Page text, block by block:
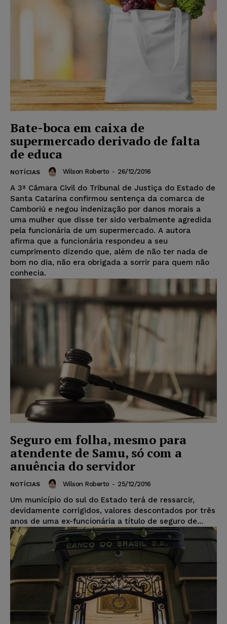
Bate-boca em caixa de
supermercado derivado de falta
de educa
NOTÍCIAS Wilson Roberto - 26/12/2016
A 3ª Câmara Civil do Tribunal de Justiça do Estado de
Santa Catarina confirmou sentença da comarca de
Camboriú e negou indenização por danos morais a
uma mulher que disse ter sido verbalmente agredida
pela funcionária de um supermercado. A autora
afirma que a funcionária respondeu a seu
cumprimento dizendo que, além de não ter nada de
bom no dia, não era obrigada a sorrir para quem não
conhecia.
Seguro em folha, mesmo para
atendente de Samu, só com a
anuência do servidor
NOTÍCIAS Wilson Roberto - 25/12/2016
Um município do sul do Estado terá de ressarcir,
devidamente corrigidos, valores descontados por três
anos de uma ex-funcionária a título de seguro de...